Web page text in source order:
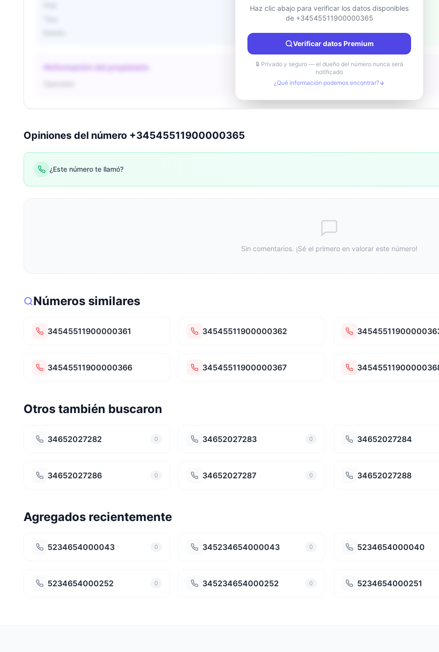
Desconocido
Desconocido
Desconocido
Ciudad
Región
Información del propietario
Desconocido Tipo
Haz clic abajo para verificar los datos disponibles
de +34545511900000365
Verificar datos Premium
🔒 Privado y seguro — el dueño del número nunca será
notificado
¿Qué información podemos encontrar?
Opiniones del número +34545511900000365
¿Este número te llamó?
Sin comentarios. ¡Sé el primero en valorar este número!
Números similares
34545511900000361 34545511900000362
34545511900000366 34545511900000367
Otros también buscaron
34652027282 0 34652027283 0 34652027284
34652027286 0 34652027287 0 34652027288
Agregados recientemente
5234654000043 0 345234654000043 0 5234654000040
5234654000252 0 345234654000252 0 5234654000251